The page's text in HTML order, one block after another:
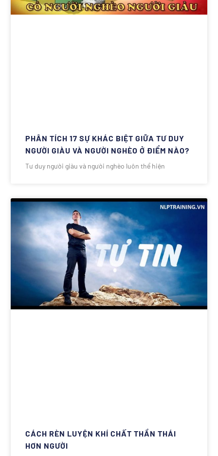
PHÂN TÍCH 17 SỰ KHÁC BIỆT GIỮA TƯ DUY
NGƯỜI GIÀU VÀ NGƯỜI NGHÈO Ở ĐIỂM NÀO?
Tư duy người giàu và người nghèo luôn thể hiện
CÁCH RÈN LUYỆN KHÍ CHẤT THẦN THÁI
HƠN NGƯỜI